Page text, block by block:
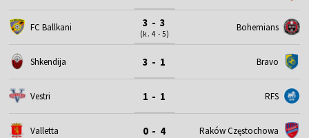
FC Ballkani 3 - 3
(k. 4 - 5)
Bohemians
Shkendija 3 - 1 Bravo
Vestri 1 - 1 RFS
Valletta 0 - 4 Raków Częstochowa